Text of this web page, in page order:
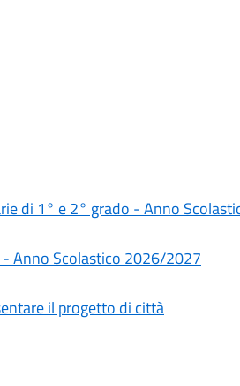
di 1° e 2° grado - Anno
Anno Scolastico 2026/2027
il progetto di città